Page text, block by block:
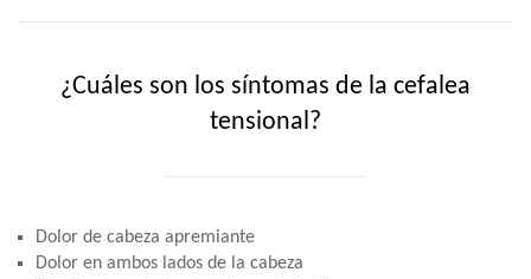
¿Cuáles son los síntomas de la cefalea
tensional?
Dolor de cabeza apremiante
Dolor en ambos lados de la cabeza